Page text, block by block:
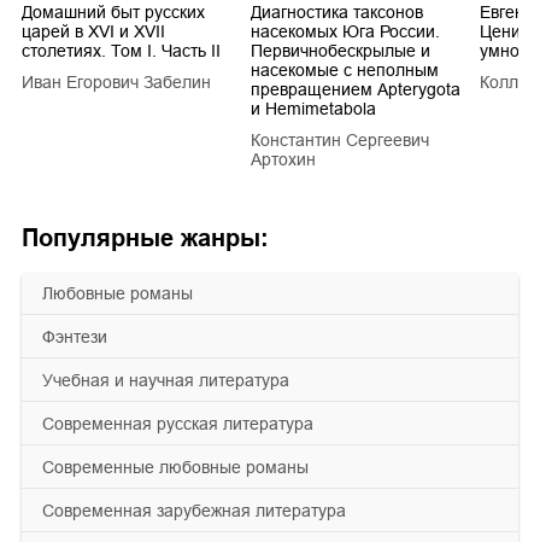
Популярные жанры:
любовные романы
фэнтези
учебная и научная литература
современная русская литература
современные любовные романы
современная зарубежная литература
Домашний быт русских
царей в XVI и XVII
столетиях. Том I. Часть II
Иван Егорович Забелин
Диагностика таксонов
насекомых Юга России.
Первичнобескрылые и
насекомые с неполным
превращением Apterygota
и Hemimetabola
Константин Сергеевич
Артохин